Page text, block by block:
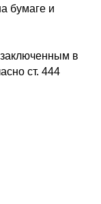
бумаге и
в
ст. 444